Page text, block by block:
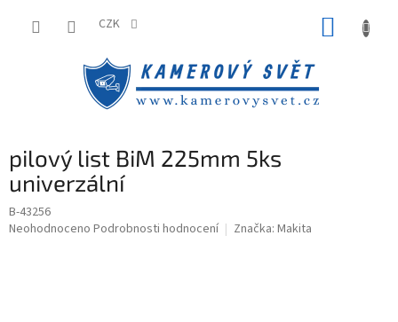
CZK
pilový list BiM 225mm 5ks
univerzální
B-43256
Průměrné
Neohodnoceno Podrobnosti hodnocení Značka: Makita